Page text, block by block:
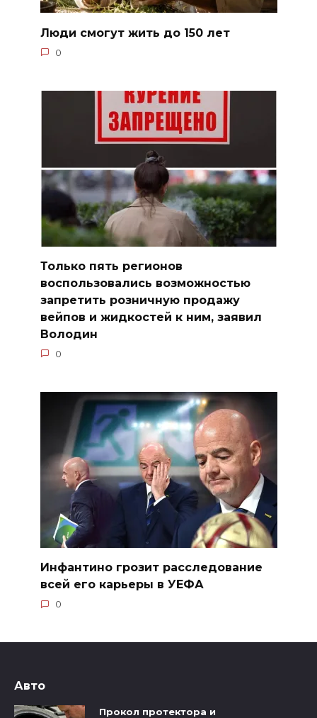
Люди смогут жить до 150 лет
0
Только пять регионов
воспользовались возможностью
запретить розничную продажу
вейпов и жидкостей к ним, заявил
Володин
0
Инфантино грозит расследование
всей его карьеры в УЕФА
0
Авто
Прокол протектора и